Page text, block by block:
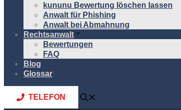
kununu Bewertung löschen lassen
Anwalt für Phishing
Anwalt bei Abmahnung
Rechtsanwalt
Bewertungen
FAQ
Blog
Glossar
TELEFON